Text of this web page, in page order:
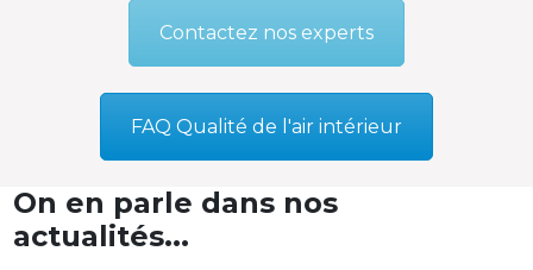
Contactez nos experts
FAQ Qualité de l'air intérieur
On en parle dans nos
actualités...